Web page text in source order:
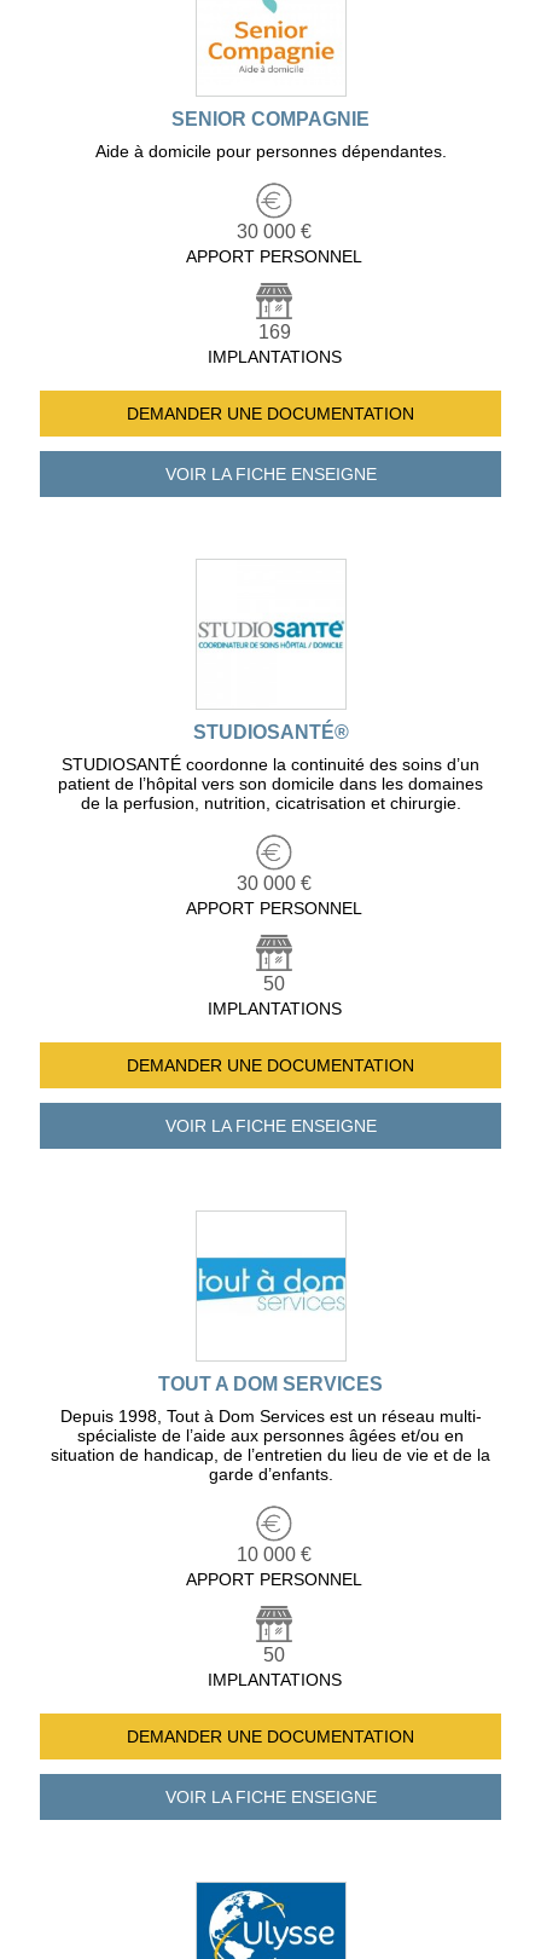
SENIOR COMPAGNIE
Aide à domicile pour personnes dépendantes.
30 000 €
APPORT PERSONNEL
169
IMPLANTATIONS
DEMANDER UNE DOCUMENTATION
VOIR LA FICHEENSEIGNE
STUDIOSANTÉ®
STUDIOSANTÉ coordonne la continuité des soins d’un
patient de l’hôpital vers son domicile dans les domaines
de la perfusion, nutrition, cicatrisation et chirurgie.
30 000 €
APPORT PERSONNEL
50
IMPLANTATIONS
DEMANDER UNE DOCUMENTATION
VOIR LA FICHEENSEIGNE
TOUT A DOM SERVICES
Depuis 1998, Tout à Dom Services est un réseau multi-
spécialiste de l’aide aux personnes âgées et/ou en
situation de handicap, de l’entretien du lieu de vie et de la
garde d’enfants.
10 000 €
APPORT PERSONNEL
50
IMPLANTATIONS
DEMANDER UNE DOCUMENTATION
VOIR LA FICHEENSEIGNE